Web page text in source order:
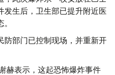
发生后，卫生部已提升附近医
防部门已控制现场，并重新开
赫表示，这起恐怖爆炸事件